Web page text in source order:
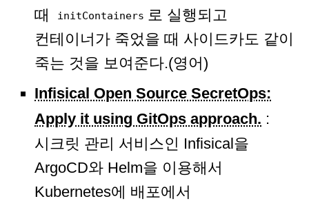
때
initContainers 로 실행되고
컨테이너가 죽었을 때 사이드카도 같이
죽는 것을 보여준다.(영어)
Infisical Open Source SecretOps:
Apply it using GitOps approach. :
시크릿 관리 서비스인 Infisical을
ArgoCD와 Helm을 이용해서
Kubernetes에 배포에서